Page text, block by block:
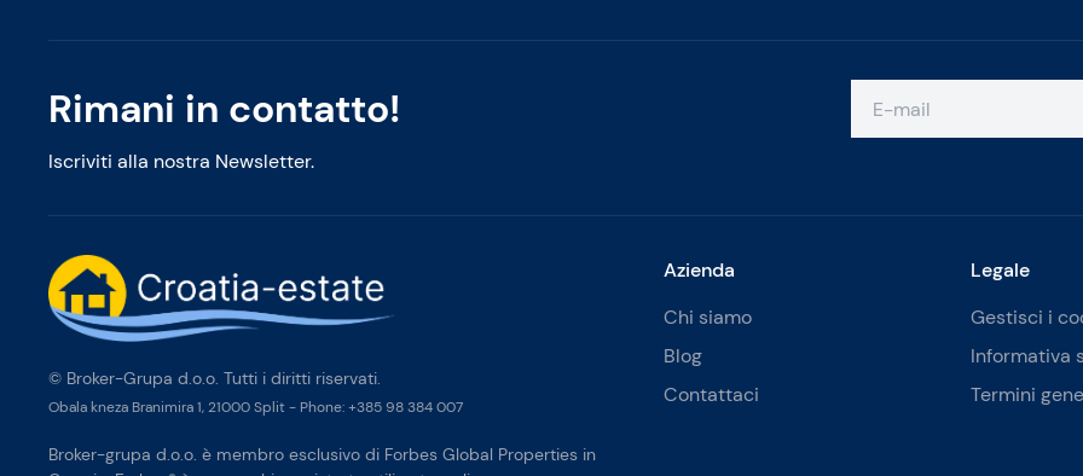
Rimani in contatto!
Iscriviti alla nostra Newsletter.
Azienda
Chi siamo
Blog
Contattaci
Legale
Gestisci i
Informativa
Termini
© Broker-Grupa d.o.o. Tutti i diritti riservati.
Obala kneza Branimira 1, 21000 Split - Phone: +385 98 384 007
Broker-grupa d.o.o. è membro esclusivo di Forbes Global Properties in